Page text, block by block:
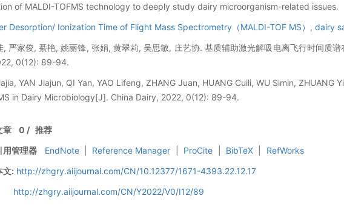
of MALDI-TOFMS technology to deeply study dairy microorganism-related issues.
Desorption/ Ionization Time of Flight Mass Spectrometry（MALDI-TOF MS）, dairy
, 严家俊, 綦艳, 姚丽锋, 张娟, 黄翠莉, 吴思敏, 庄艺协. 基质辅助激光解吸电离飞行时间质
0(12): 89-94.
YAN Jiajun, QI Yan, YAO Lifeng, ZHANG Juan, HUANG Cuili, WU Simin, ZHUANG
in Dairy Microbiology[J]. China Dairy, 2022, 0(12): 89-94.
章 0 / 推荐
用管理器
EndNote Reference Manager ProCite BibTeX
RefWorks
文: http://zhgry.aiijournal.com/CN/10.12377/1671-4393.22.12.17
http://zhgry.aiijournal.com/CN/Y2022/V0/I12/89